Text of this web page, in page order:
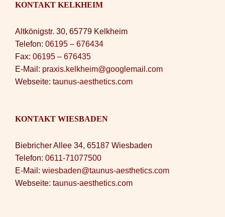
KONTAKT KELKHEIM
Altkönigstr. 30, 65779 Kelkheim
Telefon: 06195 – 676434
Fax: 06195 – 676435
E-Mail: praxis.kelkheim@googlemail.com
Webseite: taunus-aesthetics.com
KONTAKT WIESBADEN
Biebricher Allee 34, 65187 Wiesbaden
Telefon: 0611-71077500
E-Mail: wiesbaden@taunus-aesthetics.com
Webseite: taunus-aesthetics.com